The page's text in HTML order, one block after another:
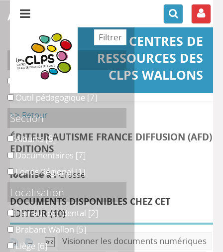
CENTRES DE
RESSOURCES DES
CLPS WALLONS
>> Retour
ÉDITEUR AUTISME FRANCE DIFFUSION (AFD)
EDITIONS
localisé à : Grasse
DOCUMENTS DISPONIBLES CHEZ CET
ÉDITEUR (10)
Visionner les documents numériques
affiner ou comparer
Support
OuvrageOuvrage
Outil pédagogique
Outil pédagogique [7]
Section
Albums
Albums[8]
Documentaires
Documentaires [7]
Fonds Régional
Fonds Régional[1]
Localisation
Hainaut occidental
Hainaut occidental [2]
Brabant Wallon
Brabant Wallon [5]
Liège
Liège [6]